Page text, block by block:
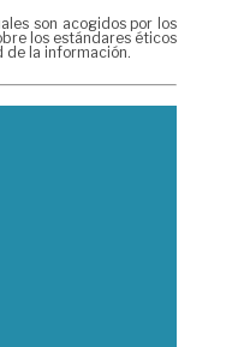
son acogidos por los
los estándares éticos
de la información.